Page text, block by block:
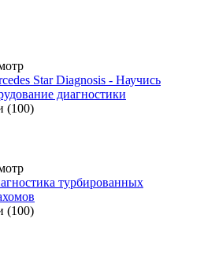
Star Diagnosis - Научись
диагностики
(100)
турбированных
(100)